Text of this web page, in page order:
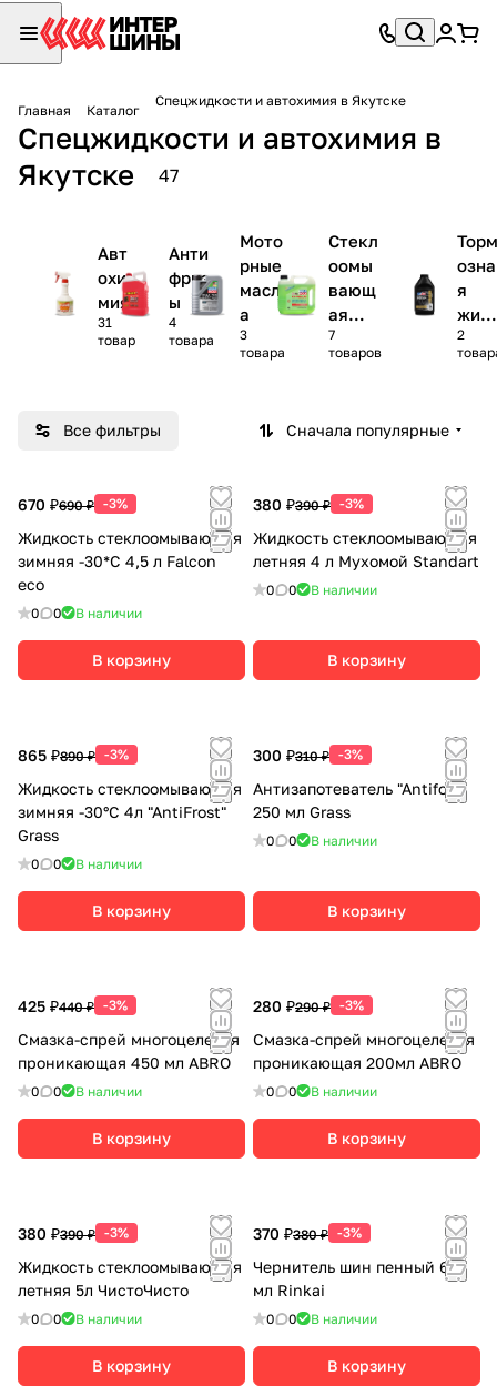
Главная Каталог
Спецжидкости и автохимия в Якутске
Спецжидкости и автохимия в
Якутске
47
Авт
охи
мия
31
товар
Анти
фриз
ы
4
товара
Мото
рные
масл
а
3
товара
Стекл
оомы
вающ
ая
жидко
сть
7
товаров
озна
я
ость
2
Все фильтры Сначала популярные
670 ₽690 ₽ -3%
Жидкость стеклоомывающая
зимняя -30*С 4,5 л Falcon
eco
0 0 В наличии
В корзину
380 ₽390 ₽ -3%
Жидкость стеклоомывающая
летняя 4 л Мухомой Standart
0 0 В наличии
В корзину
865 ₽890 ₽ -3%
Жидкость стеклоомывающая
зимняя -30°С 4л "AntiFrost"
Grass
0 0 В наличии
В корзину
300 ₽310 ₽ -3%
Антизапотеватель "Antifog"
250 мл Grass
0 0 В наличии
В корзину
425 ₽440 ₽ -3%
Смазка-спрей многоцелевая
проникающая 450 мл ABRO
0 0 В наличии
В корзину
280 ₽290 ₽ -3%
Смазка-спрей многоцелевая
проникающая 200мл ABRO
0 0 В наличии
В корзину
380 ₽390 ₽ -3%
Жидкость стеклоомывающая
летняя 5л ЧистоЧисто
0 0 В наличии
В корзину
370 ₽380 ₽ -3%
Чернитель шин пенный 650
мл Rinkai
0 0 В наличии
В корзину